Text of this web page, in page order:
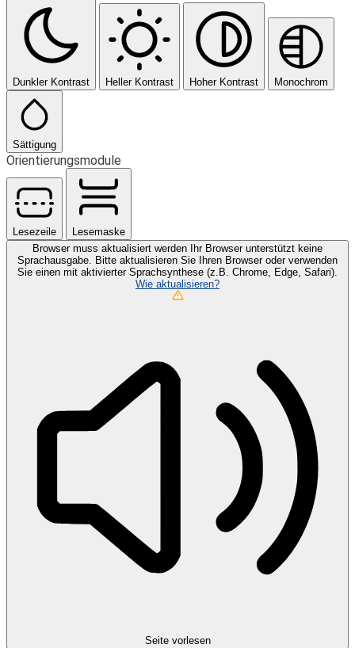
Dunkler Kontrast Heller Kontrast Hoher Kontrast Monochrom
Sättigung
Orientierungsmodule
Lesezeile
Lesemaske
Browser muss aktualisiert werden
Ihr Browser unterstützt keine
Sprachausgabe. Bitte aktualisieren Sie Ihren Browser oder verwenden
Sie einen mit aktivierter Sprachsynthese (z.B. Chrome, Edge, Safari).
Wie aktualisieren?
Seite vorlesen